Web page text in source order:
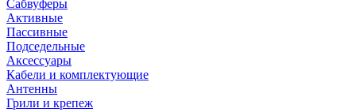
Сабвуферы
Активные
Пассивные
Подседельные
Аксессуары
Кабели и комплектующие
Антенны
Грили и крепеж